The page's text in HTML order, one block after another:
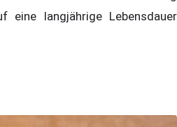
eine langjährige Lebensdauer